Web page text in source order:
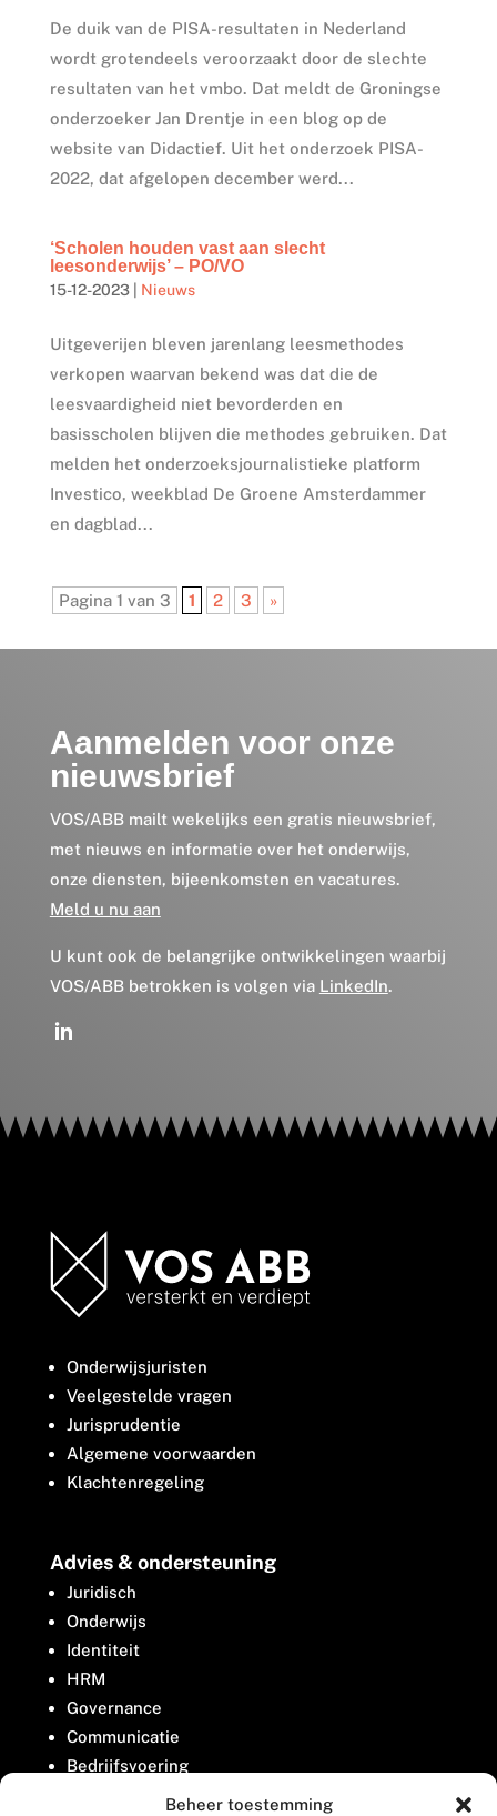
Beheer toestemming
De duik van de PISA-resultaten in Nederland
wordt grotendeels veroorzaakt door de slechte
resultaten van het vmbo. Dat meldt de Groningse
onderzoeker Jan Drentje in een blog op de
website van Didactief. Uit het onderzoek PISA-
2022, dat afgelopen december werd...
‘Scholen houden vast aan slecht
leesonderwijs’ – PO/VO
15-12-2023| Nieuws
Uitgeverijen bleven jarenlang leesmethodes
verkopen waarvan bekend was dat die de
leesvaardigheid niet bevorderden en
basisscholen blijven die methodes gebruiken. Dat
melden het onderzoeksjournalistieke platform
Investico, weekblad De Groene Amsterdammer
en dagblad...
Pagina 1 van 3 1 2 3 »
Aanmelden voor onze
nieuwsbrief
VOS/ABB mailt wekelijks een gratis nieuwsbrief,
met nieuws en informatie over het onderwijs,
onze diensten, bijeenkomsten en vacatures.
Meld u nu aan
U kunt ook de belangrijke ontwikkelingen waarbij
VOS/ABB betrokken is volgen via LinkedIn.
Onderwijsjuristen
Veelgestelde vragen
Jurisprudentie
Algemene voorwaarden
Klachtenregeling
Advies & ondersteuning
Juridisch
Onderwijs
Identiteit
HRM
Governance
Communicatie
Bedrijfsvoering
Belangenbehartiging